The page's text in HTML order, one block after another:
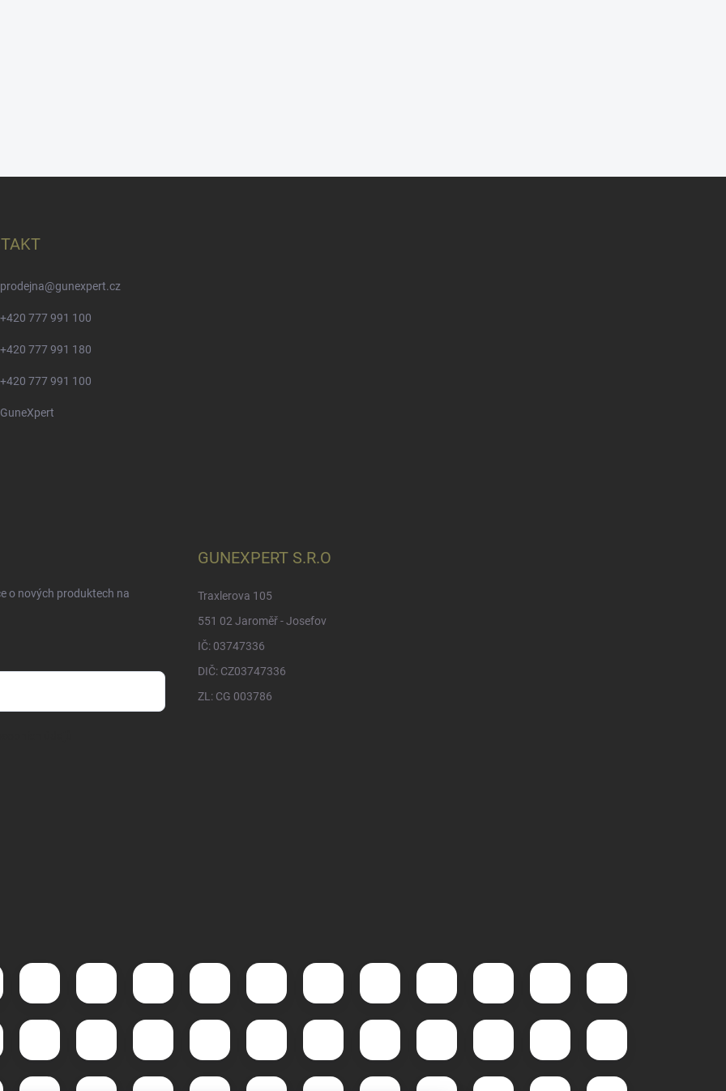
prodejna@gunexpert.cz
+420 777 991 100
+420 777 991 180
+420 777 991 100
GuneXpert
o nových produktech na
GUNEXPERT S.R.O
Traxlerova 105
551 02 Jaroměř - Josefov
IČ: 03747336
DIČ: CZ03747336
ZL: CG 003786